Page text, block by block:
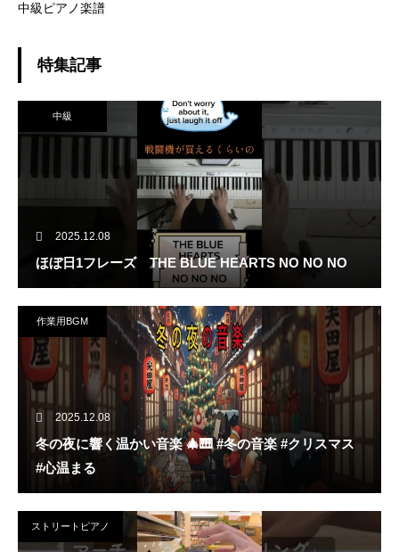
中級ピアノ楽譜
特集記事
中級
2025.12.08
ほぼ日1フレーズ THE BLUE HEARTS NO NO NO
作業用BGM
2025.12.08
冬の夜に響く温かい音楽 🎄🎹 #冬の音楽 #クリスマス
#心温まる
ストリートピアノ